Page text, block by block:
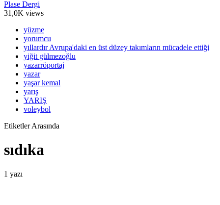
Plase Dergi
31,0K views
yüzme
yorumcu
yıllardır Avrupa'daki en üst düzey takımların mücadele ettiği
yiğit gülmezoğlu
yazarröportaj
yazar
yaşar kemal
yarış
YARIŞ
voleybol
Etiketler Arasında
sıdıka
1 yazı